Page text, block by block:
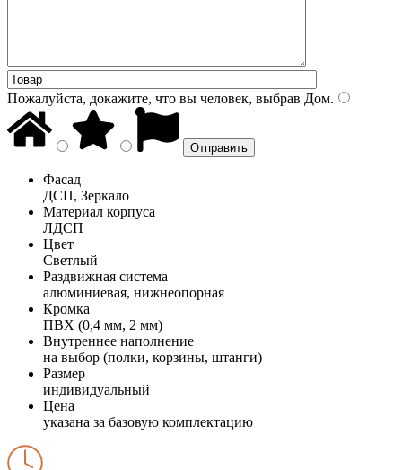
Пожалуйста, докажите, что вы человек, выбрав Дом.
Фасад
ДСП, Зеркало
Материал корпуса
ЛДСП
Цвет
Светлый
Раздвижная система
алюминиевая, нижнеопорная
Кромка
ПВХ (0,4 мм, 2 мм)
Внутреннее наполнение
на выбор (полки, корзины, штанги)
Размер
индивидуальный
Цена
указана за базовую комплектацию